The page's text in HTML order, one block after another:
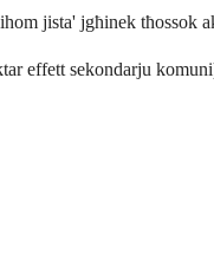
jista' jgħinek tħossok
effett sekondarju